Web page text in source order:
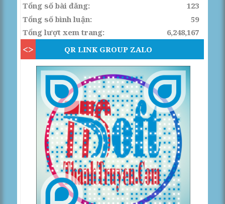
Tổng số bài đăng:
123
Tổng số bình luận:
59
Tổng lượt xem trang:
6,248,167
QR LINK GROUP ZALO